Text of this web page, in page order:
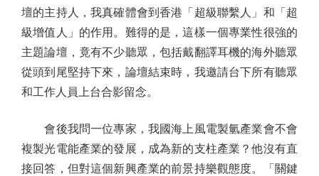
壇的主持人，我真確體會到香港「超級聯繫人」和「超
級增值人」的作用。難得的是，這樣一個專業性很強的
主題論壇，竟有不少聽眾，包括戴翻譯耳機的海外聽眾
從頭到尾堅持下來，論壇結束時，我邀請台下所有聽眾
和工作人員上台合影留念。
會後我問一位專家，我國海上風電製氫產業會不會
複製光電能產業的發展，成為新的支柱產業？他沒有直
接回答，但對這個新興產業的前景持樂觀態度。「關鍵